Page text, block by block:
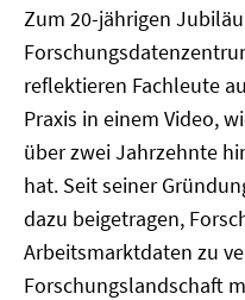
Zum 20-jährigen
reflektieren Fachleute
Praxis in einem Video,
über zwei Jahrzehnte
hat. Seit seiner
dazu beigetragen,
Arbeitsmarktdaten zu
Forschungslandschaft